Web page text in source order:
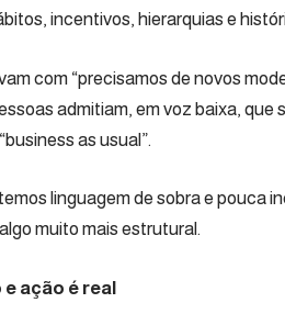
incentivos, hierarquias e
com “precisamos de novos
admitiam, em voz baixa, que
as usual”.
linguagem de sobra e pouca
muito mais estrutural.
ação é real